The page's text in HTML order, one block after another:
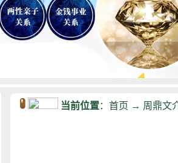
当前位置： 首页 → 周鼎文